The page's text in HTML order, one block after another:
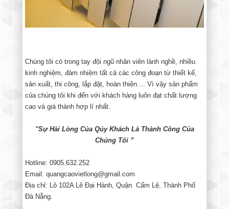
Chúng tôi có trong tay đội ngũ nhân viên lành nghề, nhiều
kinh nghiệm, đảm nhiệm tất cả các công đoạn từ thiết kế,
sản xuất, thi công, lắp đặt, hoàn thiện.... Vì vậy sản phẩm
của chúng tôi khi đến với khách hàng luôn đạt chất lượng
cao và giá thành hợp lí nhất.
"Sự Hài Lòng Của Qúy Khách Là Thành Công Của
Chúng Tôi ”
Hotline: 0905.632.252
Email: quangcaovietlong@gmail.com
Địa chỉ: Lô 102A Lê Đại Hành, Quận Cẩm Lệ, Thành Phố
Đà Nẵng.